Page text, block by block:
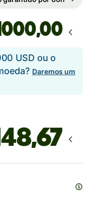
,00
USD ou o
Daremos um